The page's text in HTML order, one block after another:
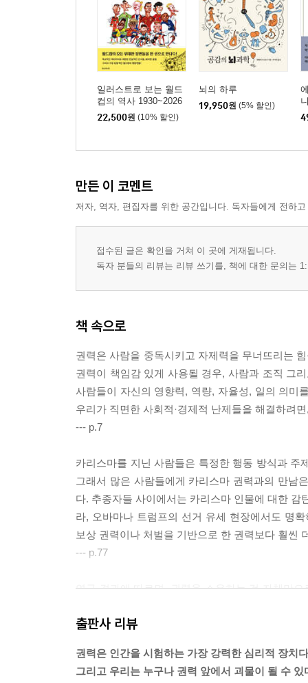
일러스트로 보는 월드
컵의 역사 1930~2026
22,500원 (10% 할인)
뇌의 하루
19,950원 (5% 할인)
만든 이 코멘트
저자, 역자, 편집자를 위한 공간입니다. 독자들에게 전하
접수된 글은 확인을 거쳐 이 곳에 게재됩니다.
독자 분들의 리뷰는 리뷰 쓰기를, 책에 대한 문의는
책 속으로
권력은 사람을 중독시키고 자제력을 무너뜨리는
권력이 책임감 있게 사용될 경우, 사람과 조직 그
사람들이 자신의 영향력, 역량, 자율성, 일의 의미
우리가 직면한 사회적·경제적 난제들을 해결하려
--- p.7
카리스마를 지닌 사람들은 특정한 행동 방식과
그래서 많은 사람들에게 카리스마 권력과의 만남
다. 추종자들 사이에서는 카리스마 인물에 대한
라, 오바마나 트럼프의 선거 유세 현장에서도 명
보상 권력이나 처벌을 기반으로 한 권력보다 훨씬
--- p.77
연구 결과에 따르면, 권력을 소유하는 것 자체만
대해 많은 권력 또는 적은 권력을 가진 사람들의
더 강한 심혈관성 위협 반응을 보였다. 즉, 지속적
겠다). 반대로 많은 권력을 가진 참가자들은 그 권
출판사 리뷰
권력은 인간을 시험하는 가장 강력한 심리적 장치
그리고 우리는 누구나 권력 앞에서 괴물이 될 수 있